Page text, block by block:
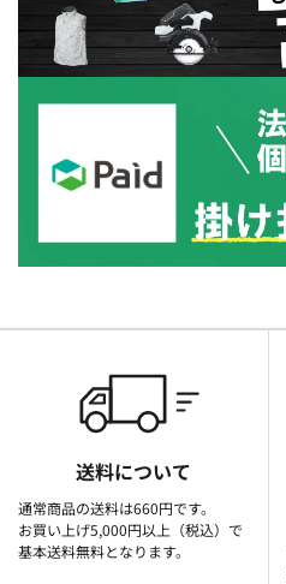
送料について
通常商品の送料は660円です。
お買い上げ5,000円以上（税込）で
基本送料無料となります。